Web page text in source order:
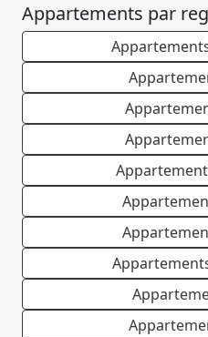
Appartements par